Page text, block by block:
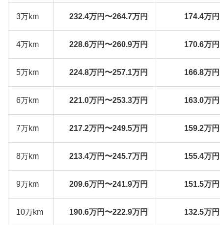
3万km 232.4万円〜264.7万円 174.4万
4万km 228.6万円〜260.9万円 170.6万
5万km 224.8万円〜257.1万円 166.8万
6万km 221.0万円〜253.3万円 163.0万
7万km 217.2万円〜249.5万円 159.2万
8万km 213.4万円〜245.7万円 155.4万
9万km 209.6万円〜241.9万円 151.5万
10万km 190.6万円〜222.9万円 132.5万